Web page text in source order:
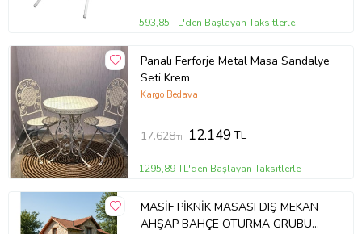
593,85 TL'den Başlayan Taksitlerle
Panalı Ferforje Metal Masa Sandalye
Seti Krem
Kargo Bedava
17.628TL 12.149TL
1295,89 TL'den Başlayan Taksitlerle
MASİF PİKNİK MASASI DIŞ MEKAN
AHŞAP BAHÇE OTURMA GRUBU